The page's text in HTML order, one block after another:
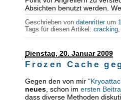
Absichten benutzt werden.
Geschrieben vondatenritterum
Tags für diesen Artikel:cracking
Dienstag, 20. Januar 2009
Frozen Cache
Gegen den von mir
neues , schon imersten
dass diverse Methoden